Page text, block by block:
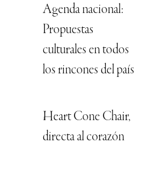
Agenda nacional:
Propuestas
culturales en todos
los rincones del país
Heart Cone Chair,
directa al corazón